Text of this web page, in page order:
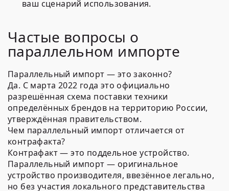
ваш сценарий использования.
Частые вопросы о
параллельном импорте
Параллельный импорт — это законно?
Да. С марта 2022 года это официально
разрешённая схема поставки техники
определённых брендов на территорию России,
утверждённая правительством.
Чем параллельный импорт отличается от
контрафакта?
Контрафакт — это поддельное устройство.
Параллельный импорт — оригинальное
устройство производителя, ввезённое легально,
но без участия локального представительства